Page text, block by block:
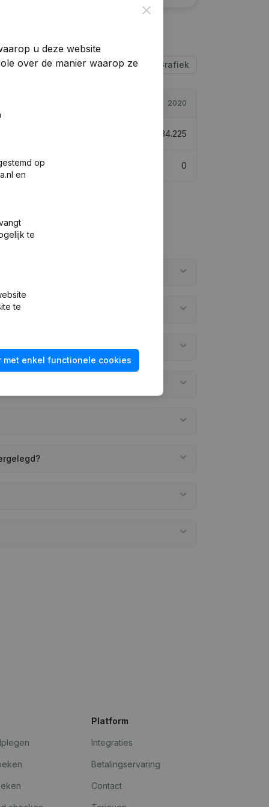
Tabel Grafiek
2020
34.225
0 0
Close
u deze website
over de manier waarop ze
op
en
te
te
met enkel functionele cookies
Platform
Integraties
Betalingservaring
Contact